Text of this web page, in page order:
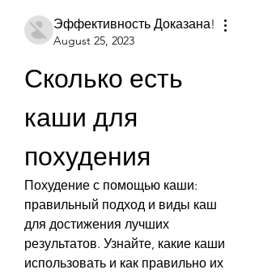
Эффективность Доказана!
August 25, 2023
Сколько есть
каши для
похудения
Похудение с помощью каши:
правильный подход и виды каш
для достижения лучших
результатов. Узнайте, какие каши
использовать и как правильно их